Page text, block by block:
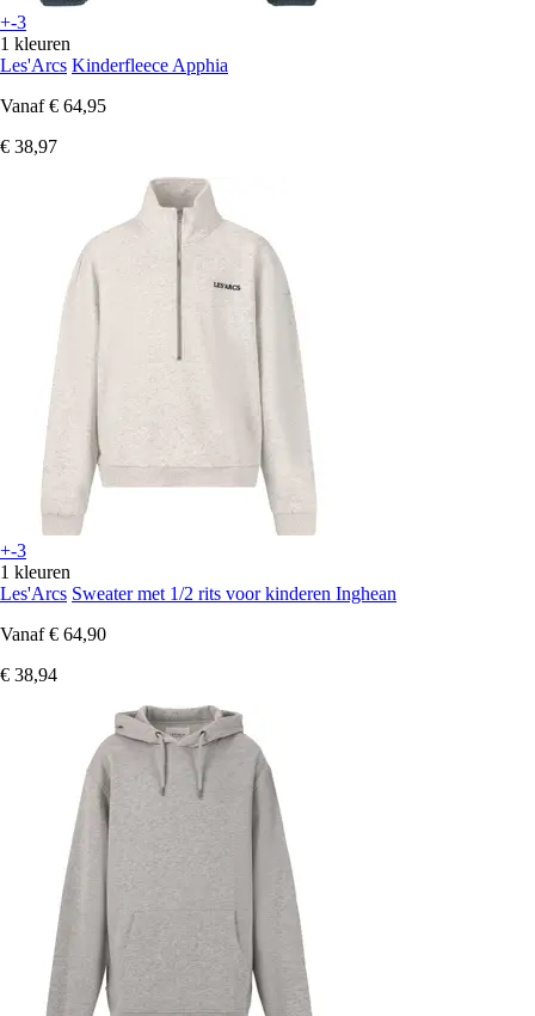
+-3
1 kleuren
Les'Arcs Kinderfleece Apphia
Vanaf € 64,95
€ 38,97
+-3
1 kleuren
Les'Arcs Sweater met 1/2 rits voor kinderen Inghean
Vanaf € 64,90
€ 38,94